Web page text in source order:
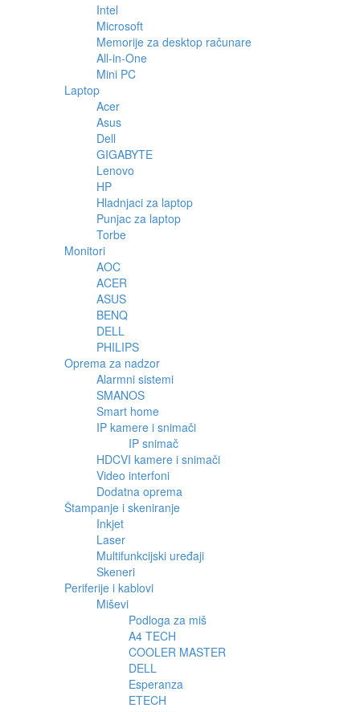
Intel
Microsoft
Memorije za desktop računare
All-in-One
Mini PC
Laptop
Acer
Asus
Dell
GIGABYTE
Lenovo
HP
Hladnjaci za laptop
Punjac za laptop
Torbe
Monitori
AOC
ACER
ASUS
BENQ
DELL
PHILIPS
Oprema za nadzor
Alarmni sistemi
SMANOS
Smart home
IP kamere i snimači
IP snimač
HDCVI kamere i snimači
Video interfoni
Dodatna oprema
Štampanje i skeniranje
Inkjet
Laser
Multifunkcijski uređaji
Skeneri
Periferije i kablovi
Miševi
Podloga za miš
A4 TECH
COOLER MASTER
DELL
Esperanza
ETECH